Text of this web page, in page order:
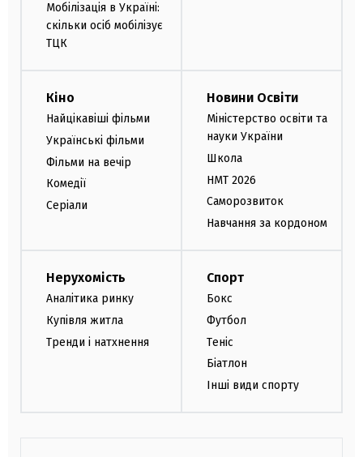
Мобілізація в Україні:
скільки осіб мобілізує
ТЦК
Кіно
Найцікавіші фільми
Українські фільми
Фільми на вечір
Комедії
Серіали
Новини Освіти
Міністерство освіти та
науки України
Школа
НМТ 2026
Саморозвиток
Навчання за кордоном
Нерухомість
Аналітика ринку
Купівля житла
Тренди і натхнення
Спорт
Бокс
Футбол
Теніс
Біатлон
Інші види спорту